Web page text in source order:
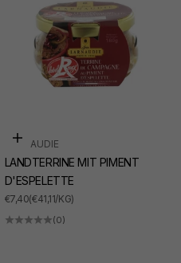
In den Warenkorb
LARNAUDIE
LANDTERRINE MIT PIMENT
D'ESPELETTE
ANGEBOT
€7,40(€41,11/KG)
(0)